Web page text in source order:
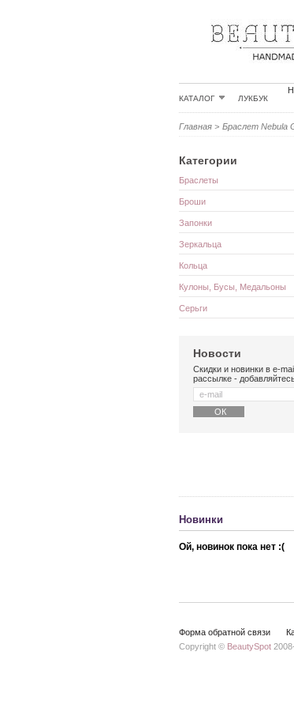
КАТАЛОГ ЛУКБУК
Главная > Браслет Nebula
Категории
Браслеты
Броши
Запонки
Зеркальца
Кольца
Кулоны, Бусы, Медальоны
Серьги
Новости
Скидки и новинки в e-
рассылке -
Новинки
Ой, новинок пока нет :(
Форма обратной связи
Copyright © BeautySpot